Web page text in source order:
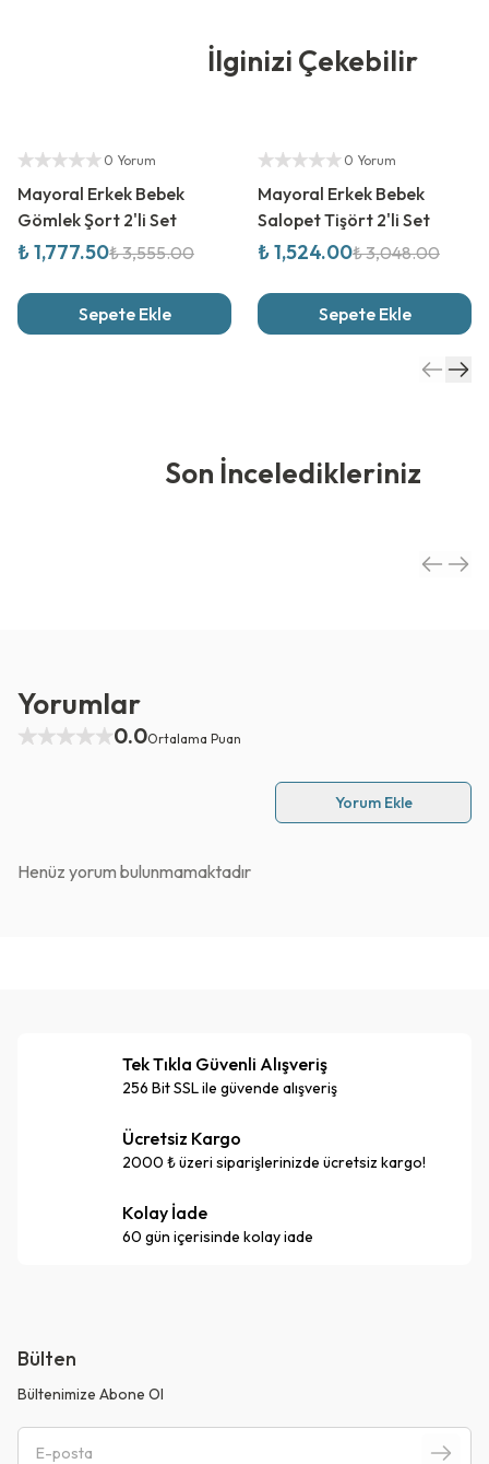
İlginizi Çekebilir
Yetkili Satıcı
0 Yorum
Mayoral Erkek Bebek
Gömlek Şort 2'li Set
₺ 1,777.50₺ 3,555.00
Sepete Ekle
Yetkili Satıcı
0 Yorum
Mayoral Erkek Bebek
Salopet Tişört 2'li Set
₺ 1,524.00₺ 3,048.00
Sepete Ekle
Son İnceledikleriniz
Yorumlar
0.0Ortalama Puan
Yorum Ekle
Henüz yorum bulunmamaktadır
Tek Tıkla Güvenli Alışveriş
256 Bit SSL ile güvende alışveriş
Ücretsiz Kargo
2000 ₺ üzeri siparişlerinizde ücretsiz kargo!
Kolay İade
60 gün içerisinde kolay iade
Bülten
Bültenimize Abone Ol